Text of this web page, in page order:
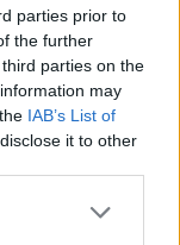
parties prior to
the further
parties on the
may
IAB’s List of
it to other